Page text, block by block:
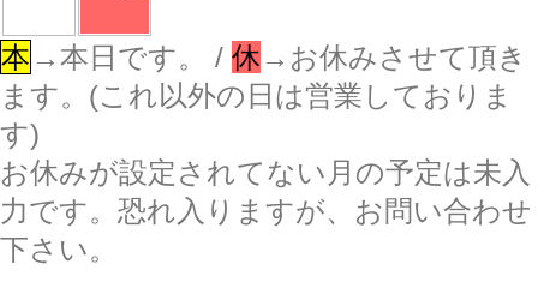
本 →本日です。 / 休 →お休みさせて頂き
ます。(これ以外の日は営業しておりま
す)
お休みが設定されてない月の予定は未入
力です。恐れ入りますが、お問い合わせ
下さい。